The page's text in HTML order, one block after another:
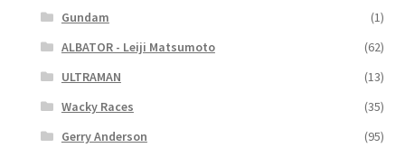
Gundam
(1)
ALBATOR - Leiji Matsumoto
(62)
ULTRAMAN
(13)
Wacky Races
(35)
Gerry Anderson
(95)